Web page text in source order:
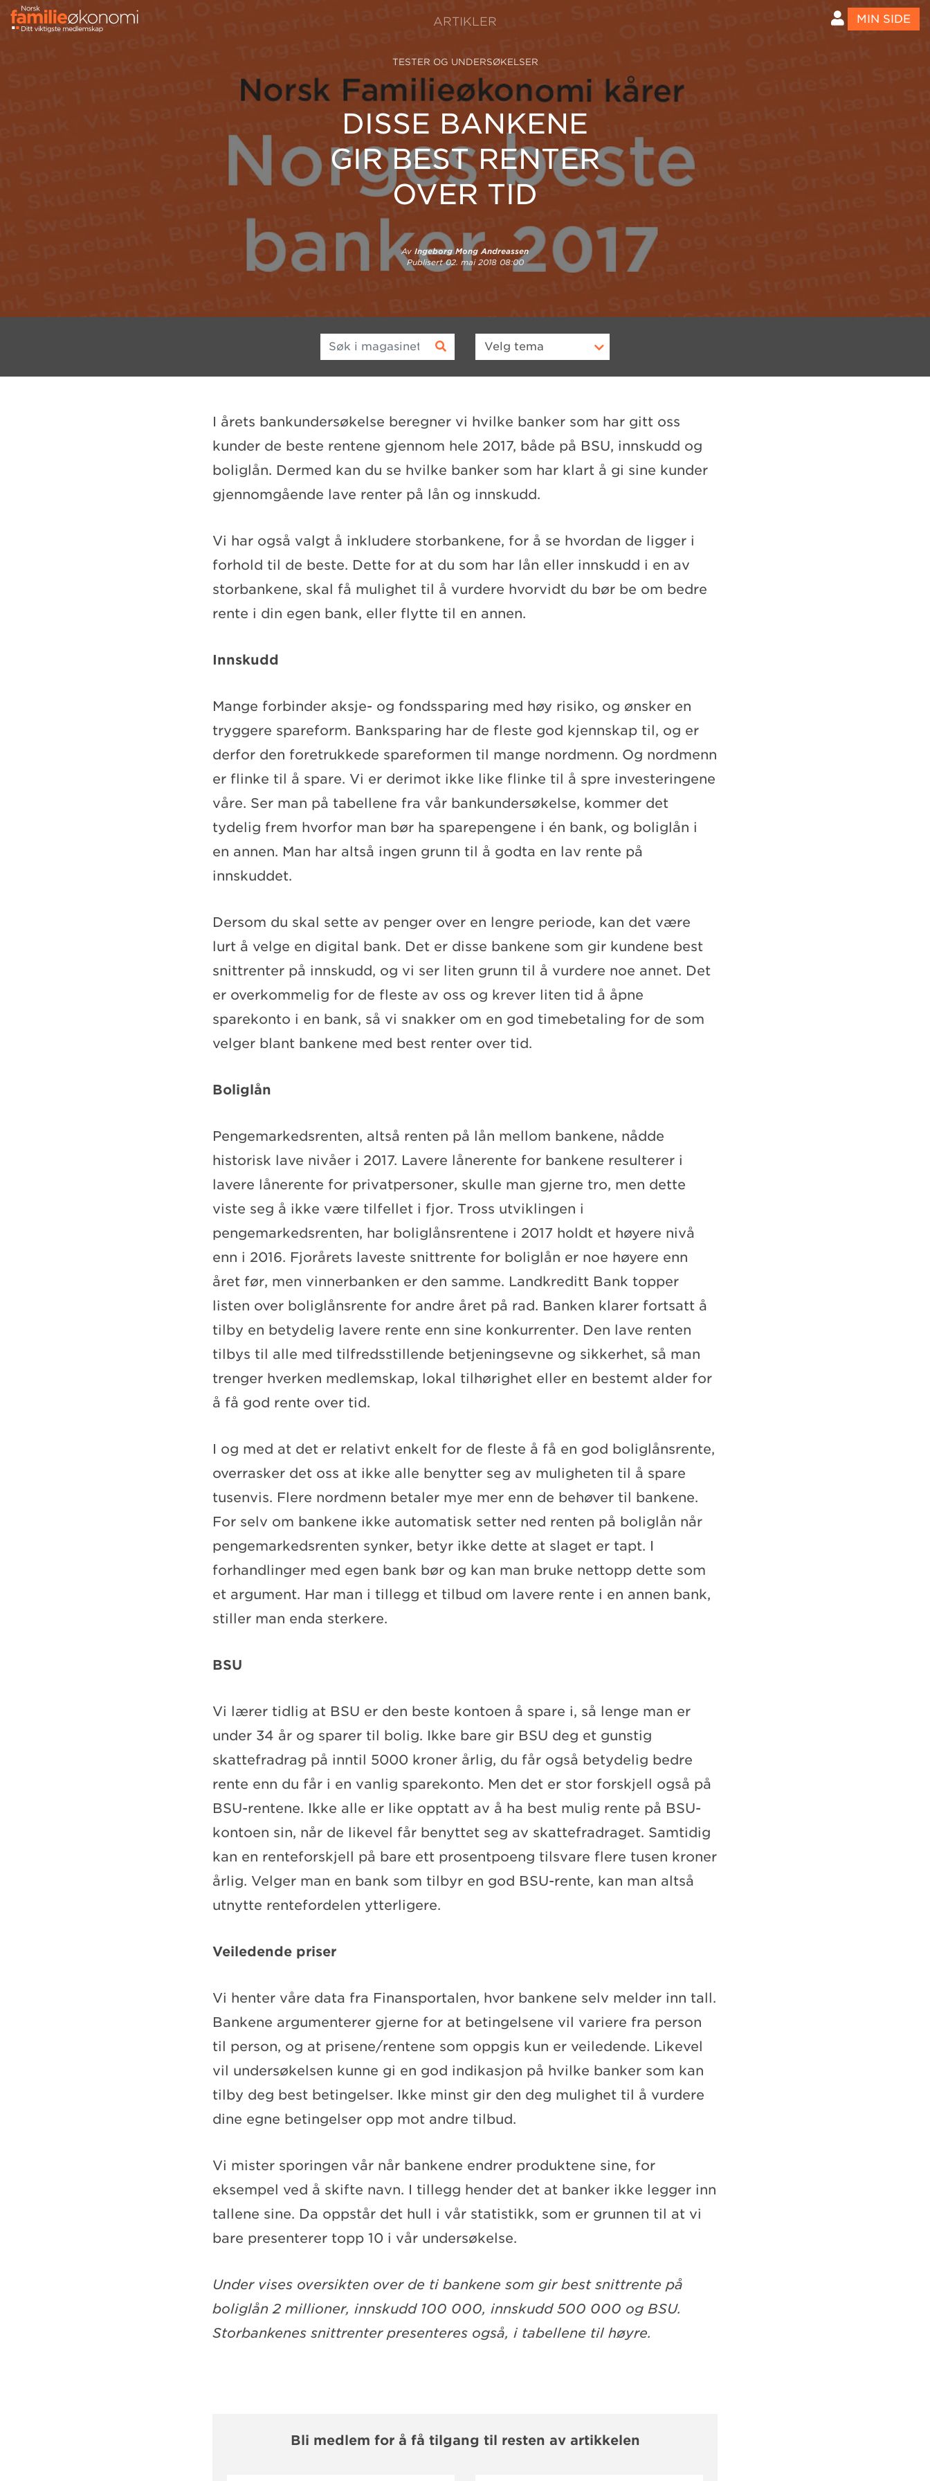
ARTIKLER MIN SIDE
TESTER OG UNDERSØKELSER
DISSE BANKENE
GIR BEST RENTER
OVER TID
Av Ingeborg Mong Andreassen
Publisert02. mai 2018 08:00
Søk i magasinet Velg tema
I årets bankundersøkelse beregner vi hvilke banker som har gitt oss
kunder de beste rentene gjennom hele 2017, både på BSU, innskudd og
boliglån. Dermed kan du se hvilke banker som har klart å gi sine kunder
gjennomgående lave renter på lån og innskudd.
Vi har også valgt å inkludere storbankene, for å se hvordan de ligger i
forhold til de beste. Dette for at du som har lån eller innskudd i en av
storbankene, skal få mulighet til å vurdere hvorvidt du bør be om bedre
rente i din egen bank, eller flytte til en annen.
Innskudd
Mange forbinder aksje- og fondssparing med høy risiko, og ønsker en
tryggere spareform. Banksparing har de fleste god kjennskap til, og er
derfor den foretrukkede spareformen til mange nordmenn. Og nordmenn
er flinke til å spare. Vi er derimot ikke like flinke til å spre investeringene
våre. Ser man på tabellene fra vår bankundersøkelse, kommer det
tydelig frem hvorfor man bør ha sparepengene i én bank, og boliglån i
en annen. Man har altså ingen grunn til å godta en lav rente på
innskuddet.
Dersom du skal sette av penger over en lengre periode, kan det være
lurt å velge en digital bank. Det er disse bankene som gir kundene best
snittrenter på innskudd, og vi ser liten grunn til å vurdere noe annet. Det
er overkommelig for de fleste av oss og krever liten tid å åpne
sparekonto i en bank, så vi snakker om en god timebetaling for de som
velger blant bankene med best renter over tid.
Boliglån
Pengemarkedsrenten, altså renten på lån mellom bankene, nådde
historisk lave nivåer i 2017. Lavere lånerente for bankene resulterer i
lavere lånerente for privatpersoner, skulle man gjerne tro, men dette
viste seg å ikke være tilfellet i fjor. Tross utviklingen i
pengemarkedsrenten, har boliglånsrentene i 2017 holdt et høyere nivå
enn i 2016. Fjorårets laveste snittrente for boliglån er noe høyere enn
året før, men vinnerbanken er den samme. Landkreditt Bank topper
listen over boliglånsrente for andre året på rad. Banken klarer fortsatt å
tilby en betydelig lavere rente enn sine konkurrenter. Den lave renten
tilbys til alle med tilfredsstillende betjeningsevne og sikkerhet, så man
trenger hverken medlemskap, lokal tilhørighet eller en bestemt alder for
å få god rente over tid.
I og med at det er relativt enkelt for de fleste å få en god boliglånsrente,
overrasker det oss at ikke alle benytter seg av muligheten til å spare
tusenvis. Flere nordmenn betaler mye mer enn de behøver til bankene.
For selv om bankene ikke automatisk setter ned renten på boliglån når
pengemarkedsrenten synker, betyr ikke dette at slaget er tapt. I
forhandlinger med egen bank bør og kan man bruke nettopp dette som
et argument. Har man i tillegg et tilbud om lavere rente i en annen bank,
stiller man enda sterkere.
BSU
Vi lærer tidlig at BSU er den beste kontoen å spare i, så lenge man er
under 34 år og sparer til bolig. Ikke bare gir BSU deg et gunstig
skattefradrag på inntil 5000 kroner årlig, du får også betydelig bedre
rente enn du får i en vanlig sparekonto. Men det er stor forskjell også på
BSU-rentene. Ikke alle er like opptatt av å ha best mulig rente på BSU-
kontoen sin, når de likevel får benyttet seg av skattefradraget. Samtidig
kan en renteforskjell på bare ett prosentpoeng tilsvare flere tusen kroner
årlig. Velger man en bank som tilbyr en god BSU-rente, kan man altså
utnytte rentefordelen ytterligere.
Veiledende priser
Vi henter våre data fra Finansportalen, hvor bankene selv melder inn tall.
Bankene argumenterer gjerne for at betingelsene vil variere fra person
til person, og at prisene/rentene som oppgis kun er veiledende. Likevel
vil undersøkelsen kunne gi en god indikasjon på hvilke banker som kan
tilby deg best betingelser. Ikke minst gir den deg mulighet til å vurdere
dine egne betingelser opp mot andre tilbud.
Vi mister sporingen vår når bankene endrer produktene sine, for
eksempel ved å skifte navn. I tillegg hender det at banker ikke legger inn
tallene sine. Da oppstår det hull i vår statistikk, som er grunnen til at vi
bare presenterer topp 10 i vår undersøkelse.
Under vises oversikten over de ti bankene som gir best snittrente på
boliglån 2 millioner, innskudd 100 000, innskudd 500 000 og BSU.
Storbankenes snittrenter presenteres også, i tabellene til høyre.
Bli medlem for å få tilgang til resten av artikkelen